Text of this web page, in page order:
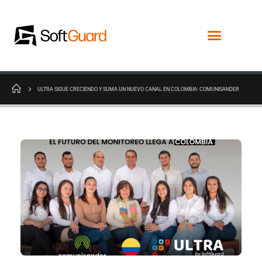
ULTRA SIGUE CRECIENDO Y SUMA UN NUEVO CANAL EN COLOMBIA: COMUNISANDER